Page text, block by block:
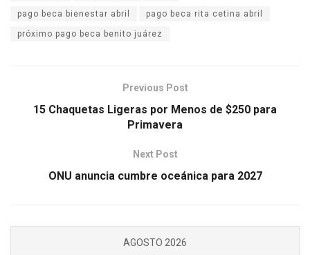
pago beca bienestar abril pago beca rita cetina abril
próximo pago beca benito juárez
Previous Post
15 Chaquetas Ligeras por Menos de $250 para
Primavera
Next Post
ONU anuncia cumbre oceánica para 2027
AGOSTO 2026